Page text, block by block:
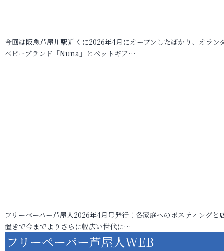
今回は阪急芦屋川駅近くに2026年4月にオープンしたばかり、オラン
ベビーブランド「Nuna」とペットギア…
フリーペーパー芦屋人2026年4月号発行！各家庭へのポスティングと
置きで今までよりさらに幅広い世代に…
フリーペーパー芦屋人WEB